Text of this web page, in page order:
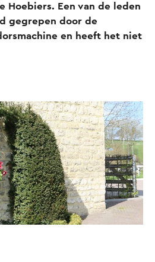
Hoebiers. Een van de leden
gegrepen door de
en heeft het niet